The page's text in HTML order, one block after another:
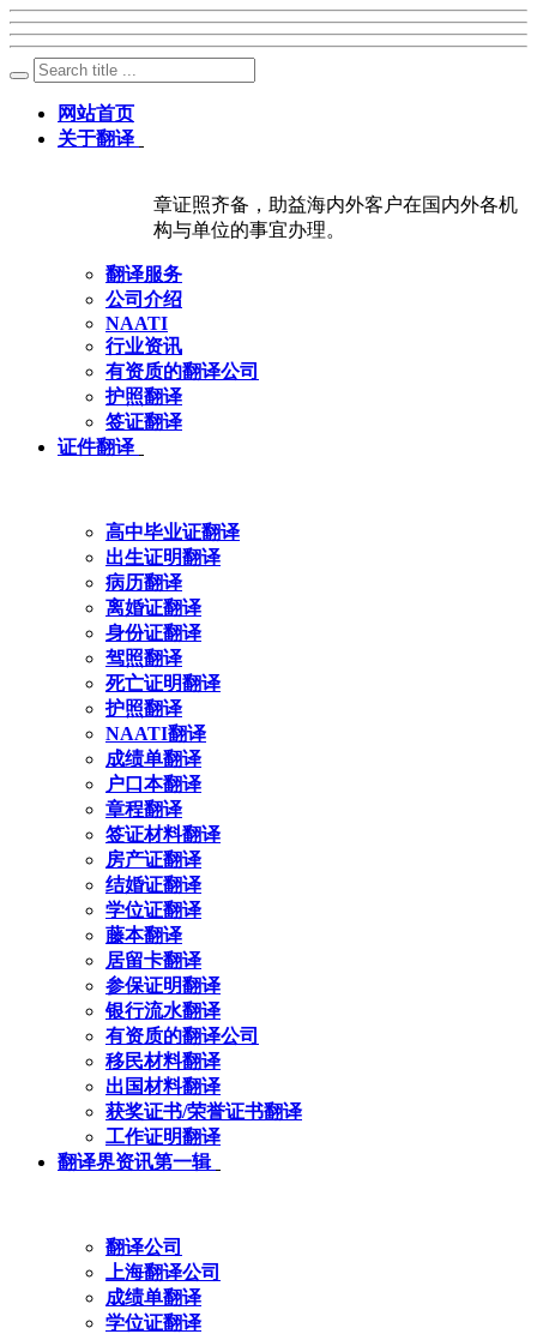
网站首页
关于翻译
章证照齐备，助益海内外客户在国内外各机
构与单位的事宜办理。
翻译服务
公司介绍
NAATI
行业资讯
有资质的翻译公司
护照翻译
签证翻译
证件翻译
高中毕业证翻译
出生证明翻译
病历翻译
离婚证翻译
身份证翻译
驾照翻译
死亡证明翻译
护照翻译
NAATI翻译
成绩单翻译
户口本翻译
章程翻译
签证材料翻译
房产证翻译
结婚证翻译
学位证翻译
藤本翻译
居留卡翻译
参保证明翻译
银行流水翻译
有资质的翻译公司
移民材料翻译
出国材料翻译
获奖证书/荣誉证书翻译
工作证明翻译
翻译界资讯第一辑
翻译公司
上海翻译公司
成绩单翻译
学位证翻译